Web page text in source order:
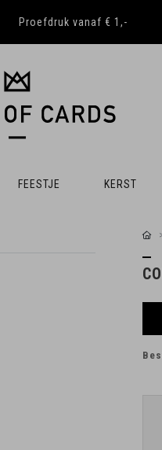
Proefdruk vanaf € 1,-
FEESTJE KERST